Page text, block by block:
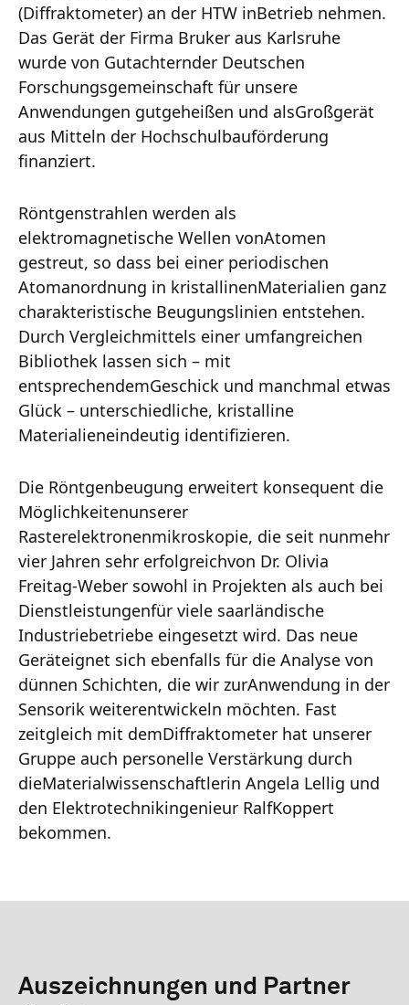
(Diffraktometer) an der HTW inBetrieb nehmen.
Das Gerät der Firma Bruker aus Karlsruhe
wurde von Gutachternder Deutschen
Forschungsgemeinschaft für unsere
Anwendungen gutgeheißen und alsGroßgerät
aus Mitteln der Hochschulbauförderung
finanziert.
Röntgenstrahlen werden als
elektromagnetische Wellen vonAtomen
gestreut, so dass bei einer periodischen
Atomanordnung in kristallinenMaterialien ganz
charakteristische Beugungslinien entstehen.
Durch Vergleichmittels einer umfangreichen
Bibliothek lassen sich – mit
entsprechendemGeschick und manchmal etwas
Glück – unterschiedliche, kristalline
Materialieneindeutig identifizieren.
Die Röntgenbeugung erweitert konsequent die
Möglichkeitenunserer
Rasterelektronenmikroskopie, die seit nunmehr
vier Jahren sehr erfolgreichvon Dr. Olivia
Freitag-Weber sowohl in Projekten als auch bei
Dienstleistungenfür viele saarländische
Industriebetriebe eingesetzt wird. Das neue
Geräteignet sich ebenfalls für die Analyse von
dünnen Schichten, die wir zurAnwendung in der
Sensorik weiterentwickeln möchten. Fast
zeitgleich mit demDiffraktometer hat unserer
Gruppe auch personelle Verstärkung durch
dieMaterialwissenschaftlerin Angela Lellig und
den Elektrotechnikingenieur RalfKoppert
bekommen.
Auszeichnungen und Partner